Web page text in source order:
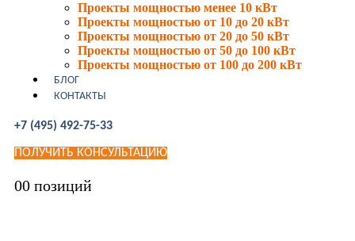
Проекты мощностью менее 10 кВт
Проекты мощностью от 10 до 20 кВт
Проекты мощностью от 20 до 50 кВт
Проекты мощностью от 50 до 100 кВт
Проекты мощностью от 100 до 200 кВт
БЛОГ
КОНТАКТЫ
+7 (495) 492-75-33
ПОЛУЧИТЬ КОНСУЛЬТАЦИЮ
00 позиций